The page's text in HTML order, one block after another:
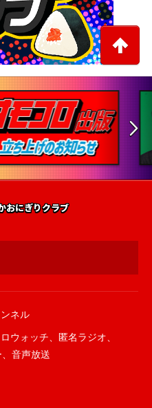
おにぎりクラブ
ネル
ウォッチ、 匿名ラジオ、
、 音声放送